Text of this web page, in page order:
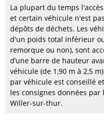
La plupart du temps
et certain véhicule n'est
dépôts de déchets. Les
d'un poids total inférieur
remorque ou non), sont
d’une barre de hauteur
véhicule (de 1,90 m à 2,5
par véhicule est conseillé
les consignes données
Willer-sur-thur.